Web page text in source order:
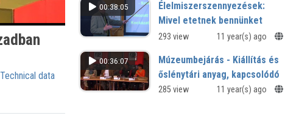
Technical data
mulasztások ára?
00:38:05
Élelmiszerszennyezések:
Mivel etetnek bennünket
293 view 11 year(s) ago
00:36:07
Múzeumbejárás - Kiállítás és
őslénytári anyag, kapcsolódó
előadás 18 órakor
285 view 11 year(s) ago